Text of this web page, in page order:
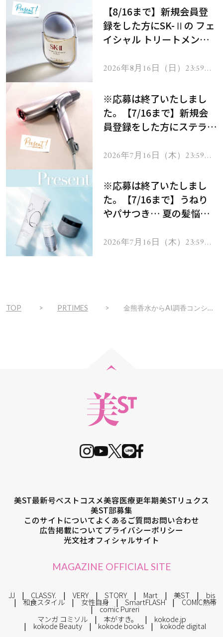
【8/16まで】新規会員登
録をした方にSK-Ⅱの フェ
イシャル トリートメント
2026年8月16日（日）23:59ま
※応募は終了いたしまし
た。【7/16まで】新規会
員登録をした方にステラボ
ヘアドライヤー ジュエル
2026年7月16日（木）23:59ま
※応募は終了いたしまし
た。【7/16まで】うねり
やパサつき… 夏の髪悩み
ムを13名様にプレゼン
2026年7月16日（木）23:59ま
TOP PRTIMES 金熊香水からAI調香コンシェルジュ「八峰コロン」がデビュー！Webアプリ上でAI調香師と会話しながら質問に答えるだけで、あなたの『推しの香り』を調香してレシピを提案します。
美ST最新号ベストコスメ美容医療更年期美STリュクス
美ST部募集
このサイトについてよくあるご質問お問い合わせ
広告掲載についてプライバシーポリシー
光文社オフィシャルサイト
MAGAZINE OFFICIAL SITE
JJ CLASSY. VERY STORY Mart 美ST bis
和食スタイル 女性自身 SmartFLASH COMIC熱帯
comic Pureri
マンガ コミソル
本がすき。 kokode.jp
kokode Beauty kokode books kokode digital